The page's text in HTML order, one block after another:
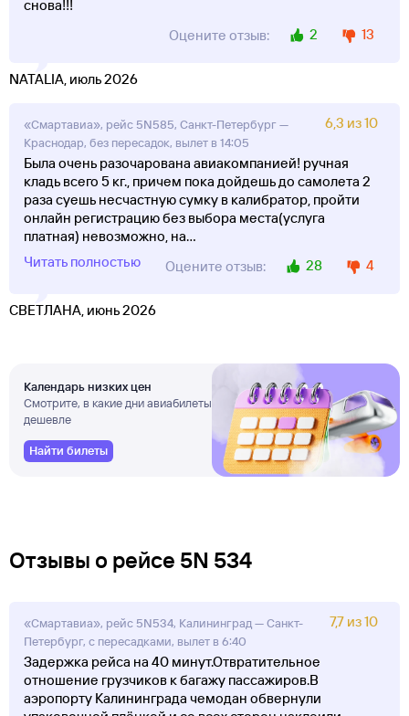
снова!!!
Оцените отзыв:
2 13
NATALIA, июль 2026
«Смартавиа», рейс 5N585, Санкт-Петербург —
Краснодар, без пересадок, вылет в 14:05
6,3 из 10
Была очень разочарована авиакомпанией! ручная
кладь всего 5 кг., причем пока дойдешь до самолета 2
раза суешь несчастную сумку в калибратор, пройти
онлайн регистрацию без выбора места(услуга
платная) невозможно, на...
Читать полностью
Оцените отзыв: 28 4
СВЕТЛАНА, июнь 2026
Календарь низких цен
Смотрите, в какие дни авиабилеты
дешевле
Найти билеты
Отзывы о рейсе 5N 534
«Смартавиа», рейс 5N534, Калининград — Санкт-
Петербург, с пересадками, вылет в 6:40
7,7 из 10
Задержка рейса на 40 минут.Отвратительное
отношение грузчиков к багажу пассажиров.В
аэропорту Калининграда чемодан обвернули